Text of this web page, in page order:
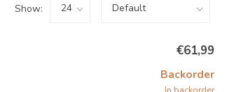
Show:
€61,99
Backorder
In backorder